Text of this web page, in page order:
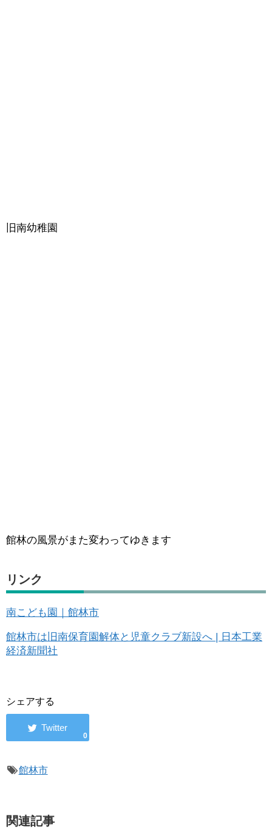
旧南幼稚園
館林の風景がまた変わってゆきます
リンク
南こども園｜館林市
館林市は旧南保育園解体と児童クラブ新設へ | 日本工業
経済新聞社
シェアする
0
館林市
関連記事